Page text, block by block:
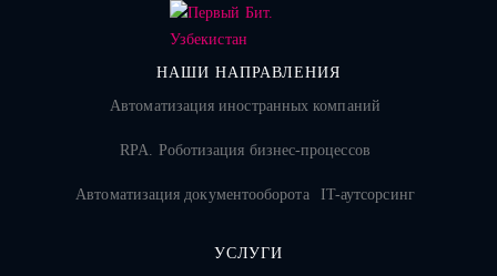
НАШИ НАПРАВЛЕНИЯ
Автоматизация иностранных компаний
RPA. Роботизация бизнес-процессов
Автоматизация документооборота IT-аутсорсинг
УСЛУГИ